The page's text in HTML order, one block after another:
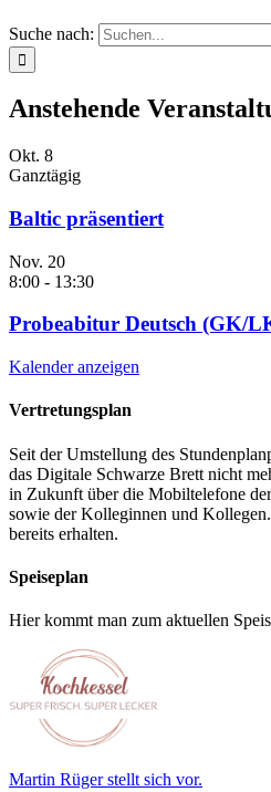
Suche nach:
Anstehende
Okt. 8
Ganztägig
Baltic präsentiert
Nov. 20
8:00 - 13:30
Probeabitur Deutsch (GK/
Kalender anzeigen
Vertretungsplan
Seit der Umstellung des
das Digitale Schwarze Brett nicht
in Zukunft über die Mobiltelefone
sowie der Kolleginnen und
bereits erhalten.
Speiseplan
Hier kommt man zum aktuellen
Martin Rüger stellt sich vor.